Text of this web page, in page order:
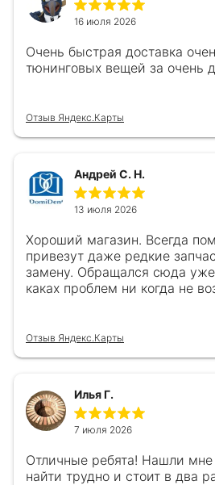
16 июля 2026
Очень быстрая доставка
тюнинговых вещей за очень
Отзыв Яндекс.Карты
Андрей С. Н.
13 июля 2026
Хороший магазин. Всегда
привезут даже редкие
замену. Обращался сюда
каках проблем ни когда не
Отзыв Яндекс.Карты
Илья Г.
7 июля 2026
Отличные ребята! Нашли мне
найти трудно и стоит в два